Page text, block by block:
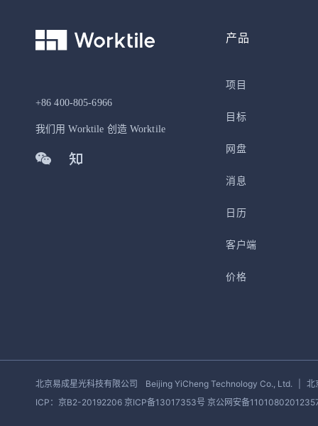
+86 400-805-6966
我们用 Worktile 创造 Worktile
产品
项目
目标
网盘
消息
日历
客户端
价格
北京易成星光科技有限公司 Beijing YiCheng Technology Co., Ltd.
北
ICP：京B2-20192206 京ICP备13017353号 京公网安备